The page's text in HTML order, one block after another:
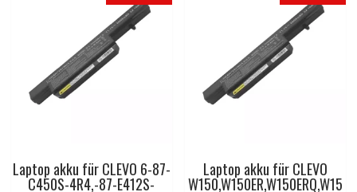
Laptop akku für CLEVO 6-87-
C450S-4R4,-87-E412S-
Laptop akku für CLEVO
W150,W150ER,W150ERQ,W15